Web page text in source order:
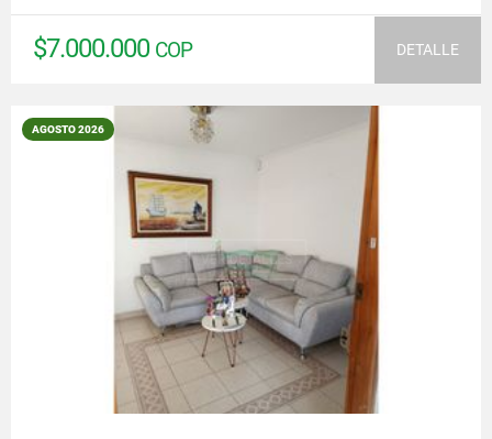
$7.000.000 COP DETALLE
AGOSTO 2026
VER DETALLES